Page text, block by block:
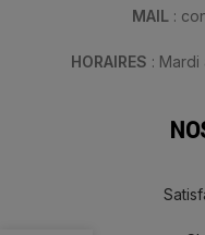
MAIL :
HORAIRES : Mardi